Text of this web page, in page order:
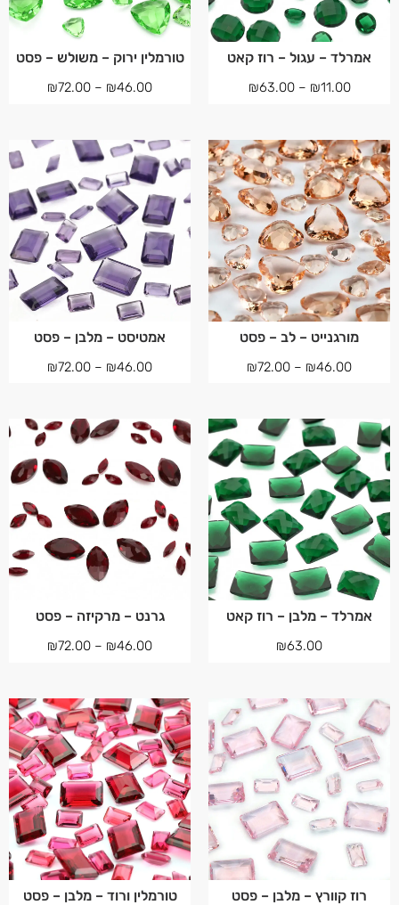
אמרלד – עגול – רוז קאט
₪11.00
–
₪63.00
טורמלין ירוק – משולש – פסט
₪46.00
–
₪72.00
מורגנייט – לב – פסט
₪46.00
–
₪72.00
אמטיסט – מלבן – פסט
₪46.00
–
₪72.00
אמרלד – מלבן – רוז קאט
₪63.00
גרנט – מרקיזה – פסט
₪46.00
–
₪72.00
רוז קוורץ – מלבן – פסט טורמלין ורוד – מלבן – פסט